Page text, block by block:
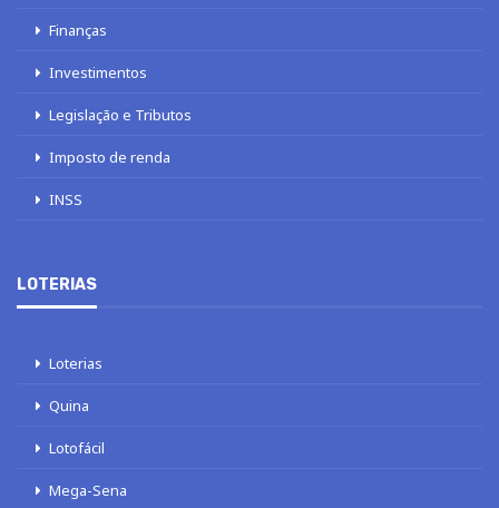
Finanças
Investimentos
Legislação e Tributos
Imposto de renda
INSS
LOTERIAS
Loterias
Quina
Lotofácil
Mega-Sena